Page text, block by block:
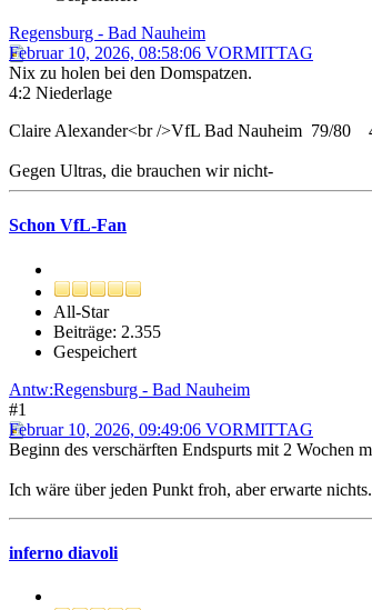
Regensburg - Bad Nauheim
Februar 10, 2026, 08:58:06 VORMITTAG
Nix zu holen bei den Domspatzen.
4:2 Niederlage
Claire Alexander<br />VfL Bad Nauheim
Gegen Ultras, die brauchen wir nicht-
Schon VfL-Fan
All-Star
Beiträge: 2.355
Gespeichert
Antw:Regensburg - Bad Nauheim
#1
Februar 10, 2026, 09:49:06 VORMITTAG
Beginn des verschärften Endspurts mit 2 Wochen
Ich wäre über jeden Punkt froh, aber erwarte nichts.
inferno diavoli